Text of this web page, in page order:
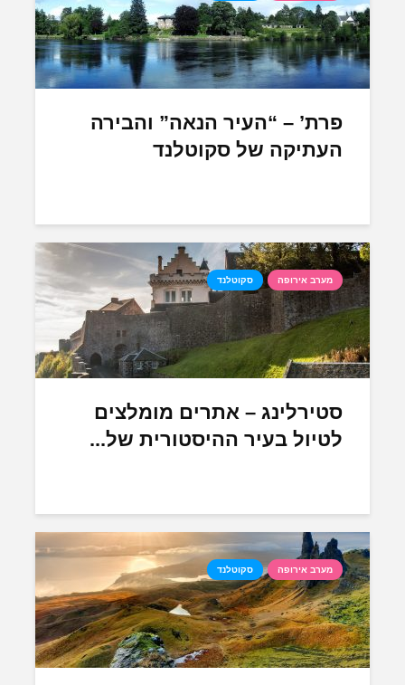
פרת’ – “העיר הנאה” והבירה
העתיקה של סקוטלנד
מערב אירופה סקוטלנד
סטירלינג – אתרים מומלצים
לטיול בעיר ההיסטורית של...
מערב אירופה סקוטלנד